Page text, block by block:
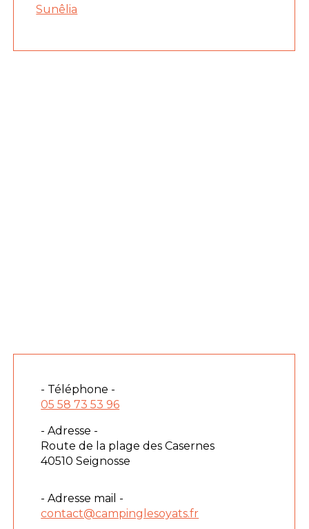
Sunêlia
- Téléphone -
05 58 73 53 96
- Adresse -
Route de la plage des Casernes
40510 Seignosse
- Adresse mail -
contact@campinglesoyats.fr